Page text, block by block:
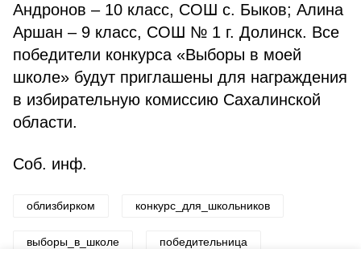
Андронов – 10 класс, СОШ с. Быков; Алина
Аршан – 9 класс, СОШ № 1 г. Долинск. Все
победители конкурса «Выборы в моей
школе» будут приглашены для награждения
в избирательную комиссию Сахалинской
области.
Соб. инф.
облизбирком конкурс_для_школьников
выборы_в_школе победительница